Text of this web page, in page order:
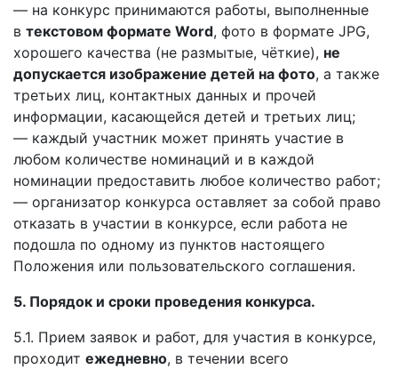
— на конкурс принимаются работы, выполненные
в текстовом формате Word, фото в формате JPG,
хорошего качества (не размытые, чёткие), не
допускается изображение детей на фото, а также
третьих лиц, контактных данных и прочей
информации, касающейся детей и третьих лиц;
— каждый участник может принять участие в
любом количестве номинаций и в каждой
номинации предоставить любое количество работ;
— организатор конкурса оставляет за собой право
отказать в участии в конкурсе, если работа не
подошла по одному из пунктов настоящего
Положения или пользовательского соглашения.
5. Порядок и сроки проведения конкурса.
5.1. Прием заявок и работ, для участия в конкурсе,
проходит ежедневно, в течении всего